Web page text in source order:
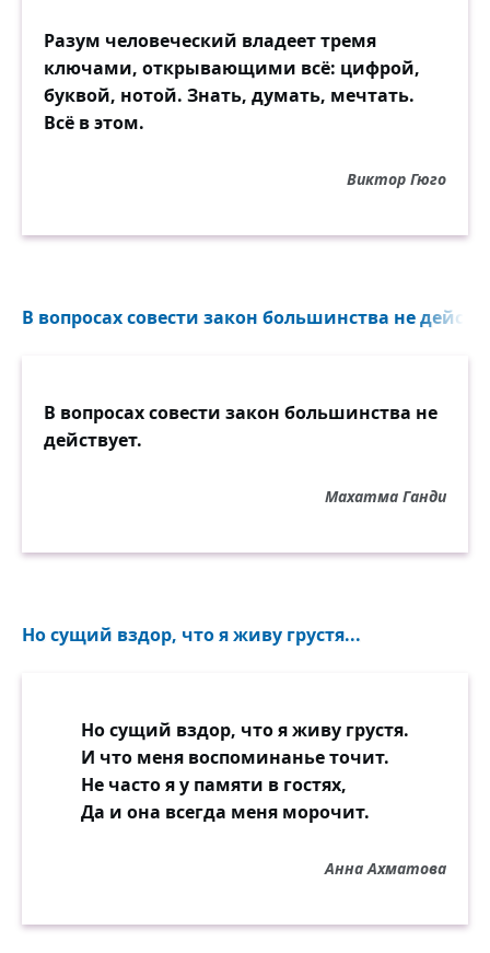
Разум человеческий владеет тремя
ключами, открывающими всё: цифрой,
буквой, нотой. Знать, думать, мечтать.
Всё в этом.
Виктор Гюго
В вопросах совести закон большинства не
В вопросах совести закон большинства не
действует.
Махатма Ганди
Но сущий вздор, что я живу грустя...
Но сущий вздор, что я живу грустя.
И что меня воспоминанье точит.
Не часто я у памяти в гостях,
Да и она всегда меня морочит.
Анна Ахматова